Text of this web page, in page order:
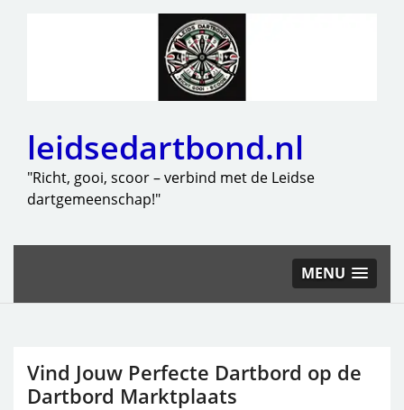
leidsedartbond.nl
"Richt, gooi, scoor – verbind met de Leidse
dartgemeenschap!"
MENU
Vind Jouw Perfecte Dartbord op de
Dartbord Marktplaats